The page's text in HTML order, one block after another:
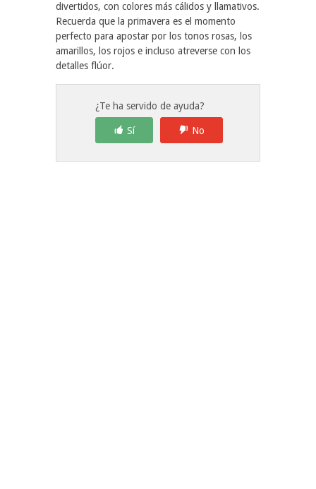
divertidos, con colores más cálidos y llamativos.
Recuerda que la primavera es el momento
perfecto para apostar por los tonos rosas, los
amarillos, los rojos e incluso atreverse con los
detalles flúor.
¿Te ha servido de ayuda?
Sí No